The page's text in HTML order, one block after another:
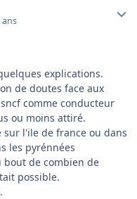
ans
explications.
de doutes face aux
comme conducteur
ou moins attiré.
l'ile de france ou dans
les pyrénnées
bout de combien de
possible.